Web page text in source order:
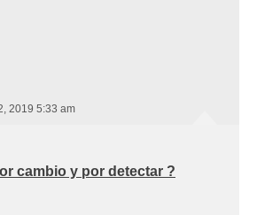
2019 5:33 am
cambio y por detectar ?